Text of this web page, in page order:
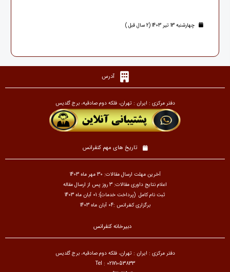
چهارشنبه 13 تیر 1403 (2 سال قبل )
آدرس
دفتر مرکزی : ایران : تهران، فلکه دوم صادقیه، برج گلدیس
تاریخ های مهم کنفرانس
آخرین مهلت ارسال مقالات: 30 مهر ماه 1403
اعلام نتایج داوری مقالات: 3 روز پس از ارسال مقاله
ثبت نام کامل (پرداخت خدمات): 01 آبان ماه 1403
برگزاری کنفرانس :04 آبان ماه 1403
دبیرخانه کنفرانس
دفتر مرکزی : ایران : تهران، فلکه دوم صادقیه، برج گلدیس
Tel : 02171053833